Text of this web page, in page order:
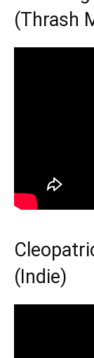
(Thrash
(Indie)